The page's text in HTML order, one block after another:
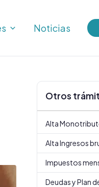
Noticias
Otros
Alta
Alta Ingresos
Impuestos
Deudas y Plan